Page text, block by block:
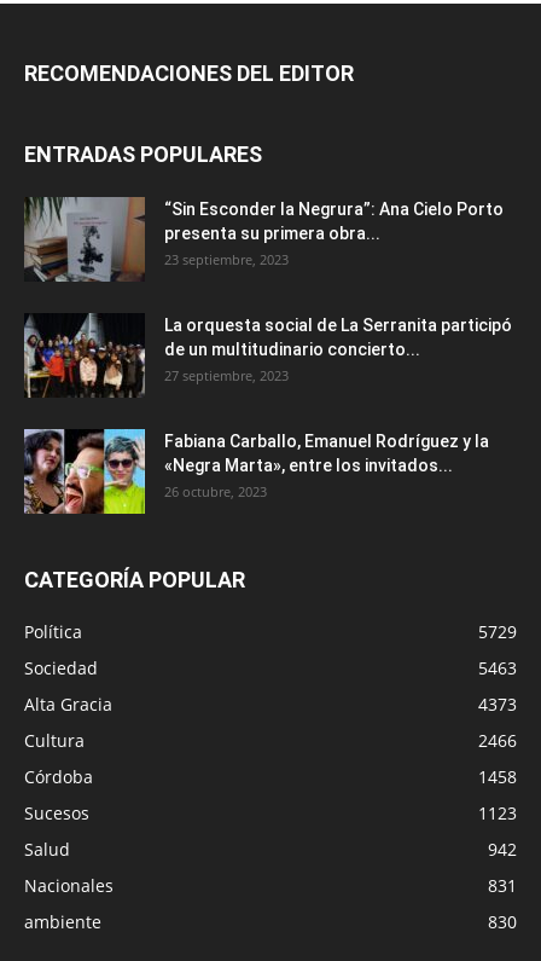
RECOMENDACIONES DEL EDITOR
ENTRADAS POPULARES
“Sin Esconder la Negrura”: Ana Cielo Porto
presenta su primera obra...
23 septiembre, 2023
La orquesta social de La Serranita participó
de un multitudinario concierto...
27 septiembre, 2023
Fabiana Carballo, Emanuel Rodríguez y la
«Negra Marta», entre los invitados...
26 octubre, 2023
CATEGORÍA POPULAR
Política
5729
Sociedad
5463
Alta Gracia
4373
Cultura
2466
Córdoba
1458
Sucesos
1123
Salud
942
Nacionales
831
ambiente
830